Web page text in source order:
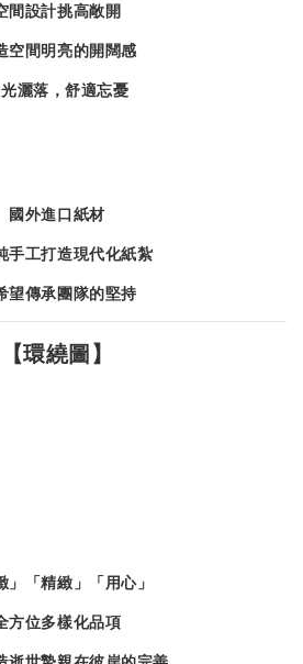
間設計挑高敞開
空間明亮的開闊感
灑落，舒適忘憂
國外進口紙材
手工打造現代化紙紮
望傳承團隊的堅持
【環繞圖】
」「精緻」「用心」
方位多樣化品項